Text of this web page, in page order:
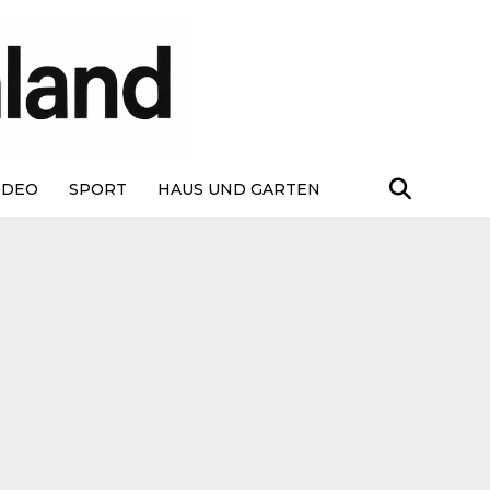
SPORT HAUS UND GARTEN